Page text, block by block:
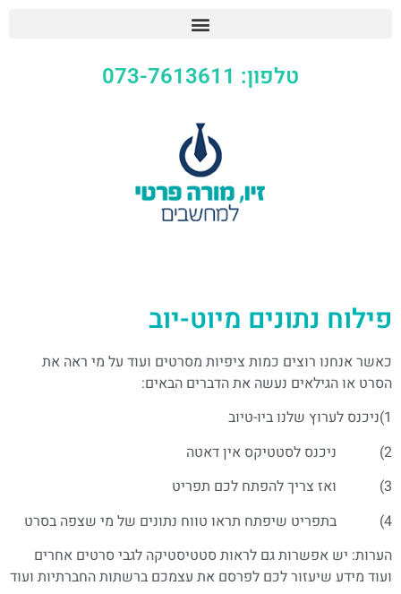
טלפון: 073-7613611
פילוח נתונים מיוט-יוב
כאשר אנחנו רוצים כמות ציפיות מסרטים ועוד על מי ראה את
הסרט או הגילאים נעשה את הדברים הבאים:
1)ניכנס לערוץ שלנו ביו-טיוב
2) ניכנס לסטטיקס אין דאטה
3) ואז צריך להפתח לכם תפריט
4) בתפריט שיפתח תראו טווח נתונים של מי שצפה בסרט
הערות: יש אפשרות גם לראות סטטיסטיקה לגבי סרטים אחרים
ועוד מידע שיעזור לכם לפרסם את עצמכם ברשתות החברתיות ועוד